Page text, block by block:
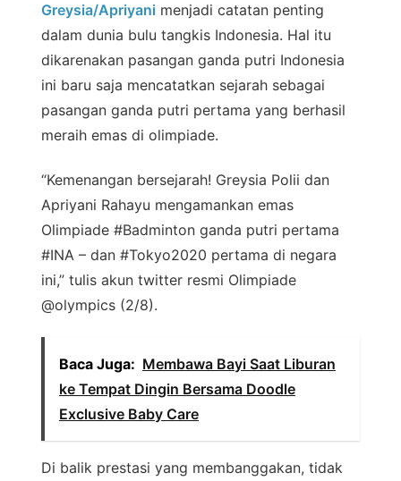
Greysia/Apriyani menjadi catatan penting
dalam dunia bulu tangkis Indonesia. Hal itu
dikarenakan pasangan ganda putri Indonesia
ini baru saja mencatatkan sejarah sebagai
pasangan ganda putri pertama yang berhasil
meraih emas di olimpiade.
“Kemenangan bersejarah! Greysia Polii dan
Apriyani Rahayu mengamankan emas
Olimpiade #Badminton ganda putri pertama
#INA – dan #Tokyo2020 pertama di negara
ini,” tulis akun twitter resmi Olimpiade
@olympics (2/8).
Baca Juga: Membawa Bayi Saat Liburan
ke Tempat Dingin Bersama Doodle
Exclusive Baby Care
Di balik prestasi yang membanggakan, tidak